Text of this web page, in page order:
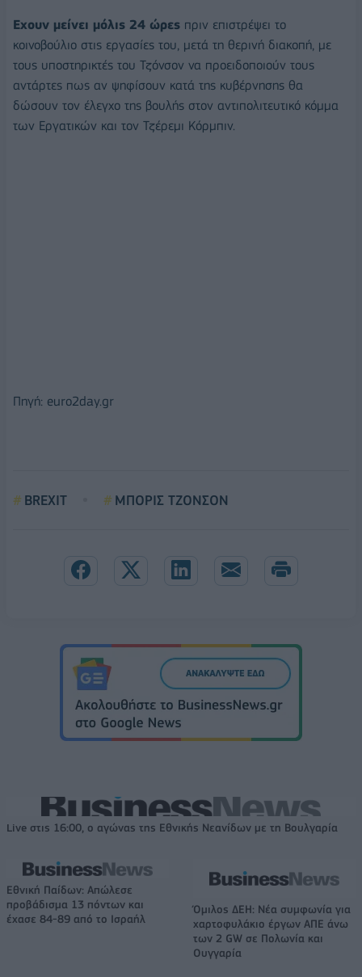
Εχουν μείνει μόλις 24 ώρες πριν επιστρέψει το
κοινοβούλιο στις εργασίες του, μετά τη θερινή διακοπή, με
τους υποστηρικτές του Τζόνσον να προειδοποιούν τους
αντάρτες πως αν ψηφίσουν κατά της κυβέρνησης θα
δώσουν τον έλεγχο της βουλής στον αντιπολιτευτικό κόμμα
των Εργατικών και τον Τζέρεμι Κόρμπιν.
Πηγή: euro2day.gr
BREXIT ΜΠΟΡΙΣ ΤΖΟΝΣΟΝ
Live στις 16:00, ο αγώνας της Εθνικής Νεανίδων με τη Βουλγαρία
Εθνική Παίδων: Απώλεσε
προβάδισμα 13 πόντων και
έχασε 84-89 από το Ισραήλ
Όμιλος ΔΕΗ: Νέα συμφωνία για
χαρτοφυλάκιο έργων ΑΠΕ άνω
των 2 GW σε Πολωνία και
Ουγγαρία